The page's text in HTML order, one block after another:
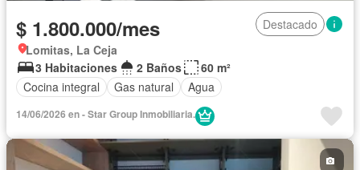
$ 1.800.000/mes
Destacado
Lomitas, La Ceja
3 Habitaciones
2 Baños
60 m²
Cocina integral
Gas natural Agua
14/06/2026 en - Star Group Inmobiliaria.